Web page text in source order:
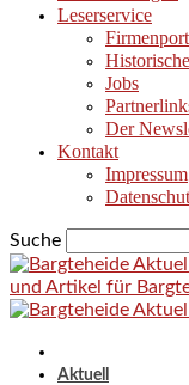
Leserservice
Jobs
Der
Kontakt
Impressum
Suche
und Artikel für
Aktuell